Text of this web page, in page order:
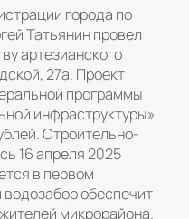
города по
Татьянин провел
артезианского
27а. Проект
программы
инфраструктуры»
Строительно-
16 апреля 2025
в первом
обеспечит
микрорайона.